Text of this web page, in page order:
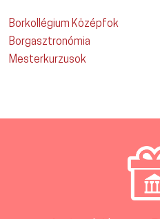
Borkollégium Középfok
Borgasztronómia
Mesterkurzusok